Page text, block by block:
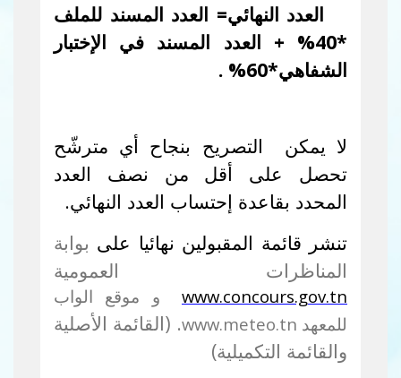
العدد النهائي= العدد المسند للملف
*40
% + العدد المسند في الإختبار
الشفاهي*60
%
.
لا يمكن التصريح بنجاح أي مترشّح
تحصل على أقل من نصف العدد
المحدد بقاعدة إحتساب العدد النهائي.
تنشر قائمة المقبولين نهائيا على بوابة
المناظرات العمومية
www.concours.gov.tn
و موقع الواب
للمعهد www.meteo.tn. (القائمة الأصلية
والقائمة التكميلية)